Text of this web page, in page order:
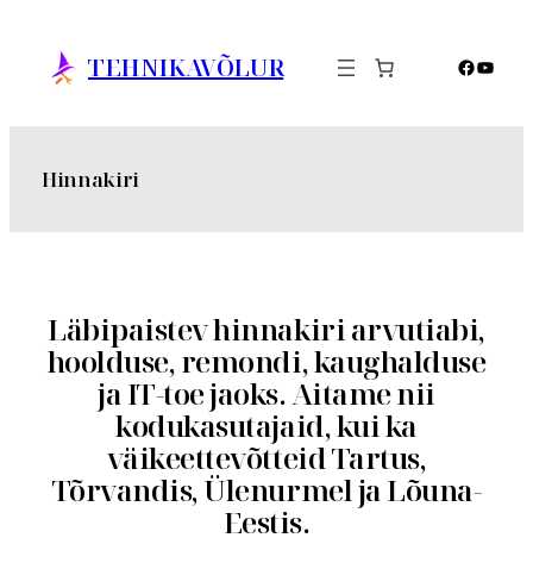
juurde
TEHNIKAVÕLUR
Hinnakiri
Läbipaistev hinnakiri arvutiabi,
hoolduse, remondi, kaughalduse
ja IT-toe jaoks. Aitame nii
kodukasutajaid, kui ka
väikeettevõtteid Tartus,
Tõrvandis, Ülenurmel ja Lõuna-
Eestis.